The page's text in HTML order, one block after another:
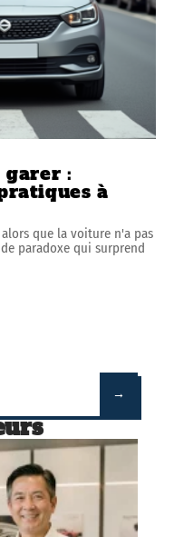
garer :
à
que la voiture n'a pas
paradoxe qui surprend